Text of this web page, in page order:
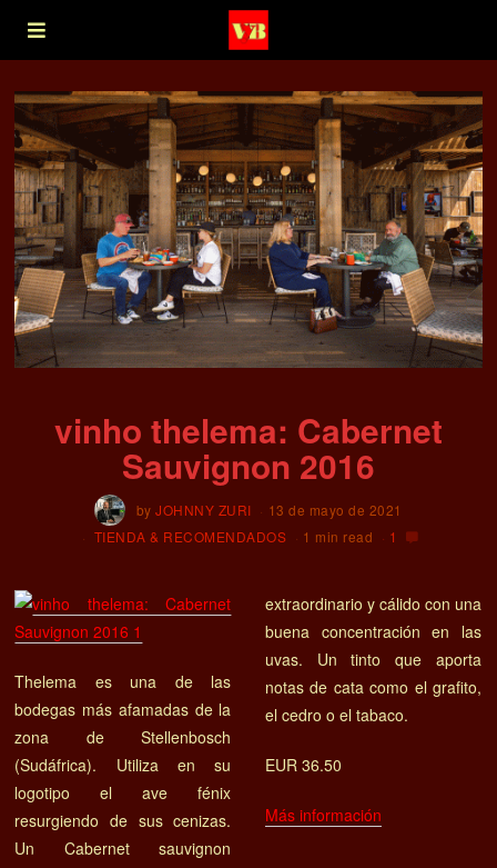
vinho thelema: Cabernet
Sauvignon 2016
byJOHNNY ZURI
13 de mayo de 2021
TIENDA & RECOMENDADOS
1 min read 1
Thelema es una de las
bodegas más afamadas de la
zona de Stellenbosch
(Sudáfrica). Utiliza en su
logotipo el ave fénix
resurgiendo de sus cenizas.
Un Cabernet sauvignon
extraordinario y cálido con una
buena concentración en las
uvas. Un tinto que aporta
notas de cata como el grafito,
el cedro o el tabaco.
EUR 36.50
Más información